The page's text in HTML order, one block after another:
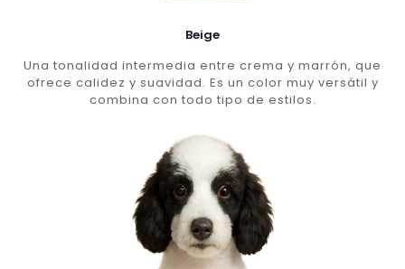
Beige
Una tonalidad intermedia entre crema y marrón, que
ofrece calidez y suavidad. Es un color muy versátil y
combina con todo tipo de estilos.